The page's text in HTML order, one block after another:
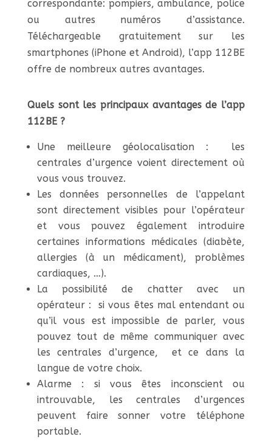
correspondante: pompiers, ambulance, police
ou autres numéros d’assistance.
Téléchargeable gratuitement sur les
smartphones (iPhone et Android), l’app 112BE
offre de nombreux autres avantages.
Quels sont les principaux avantages de l’app
112BE ?
Une meilleure géolocalisation : les
centrales d’urgence voient directement où
vous vous trouvez.
Les données personnelles de l’appelant
sont directement visibles pour l’opérateur
et vous pouvez également introduire
certaines informations médicales (diabète,
allergies (à un médicament), problèmes
cardiaques, …).
La possibilité de chatter avec un
opérateur : si vous êtes mal entendant ou
qu’il vous est impossible de parler, vous
pouvez tout de même communiquer avec
les centrales d’urgence, et ce dans la
langue de votre choix.
Alarme : si vous êtes inconscient ou
introuvable, les centrales d’urgences
peuvent faire sonner votre téléphone
portable.